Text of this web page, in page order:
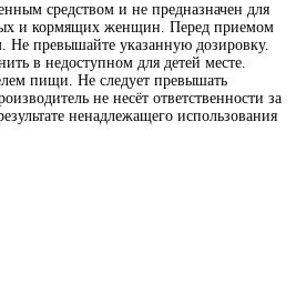
средством и не предназначен для
и кормящих женщин. Перед приемом
Не превышайте указанную дозировку.
в недоступном для детей месте.
пищи. Не следует превышать
не несёт ответственности за
ненадлежащего использования